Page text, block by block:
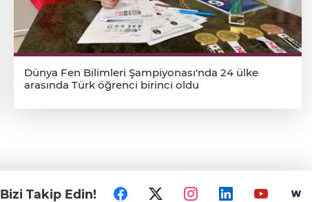
Dünya Fen Bilimleri Şampiyonası'nda 24 ülke
arasında Türk öğrenci birinci oldu
Bizi Takip Edin!